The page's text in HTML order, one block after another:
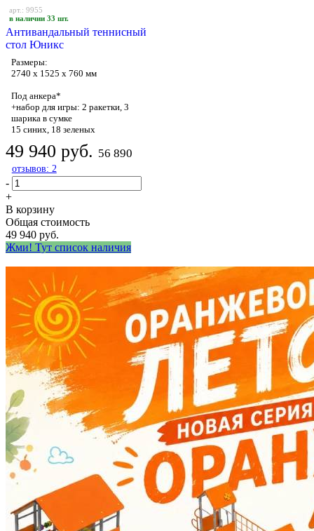
в наличии 33 шт.
арт.: 9955
Антивандальный теннисный
стол Юникс
Размеры:
2740 х 1525 х 760 мм
Под анкера*
+набор для игры: 2 ракетки, 3
шарика в сумке
15 синих, 18 зеленых
49 940 руб. 56 890
отзывов: 2
-
+
В корзину
Общая стоимость
49 940 руб.
Жми! Тут список наличия